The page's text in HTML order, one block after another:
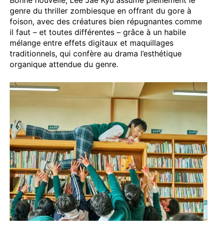
genre du thriller zombiesque en offrant du gore à
foison, avec des créatures bien répugnantes comme
il faut – et toutes différentes – grâce à un habile
mélange entre effets digitaux et maquillages
traditionnels, qui confère au drama l’esthétique
organique attendue du genre.